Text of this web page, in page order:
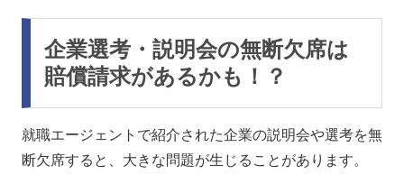
企業選考・説明会の無断欠席は
賠償請求があるかも！？
就職エージェントで紹介された企業の説明会や選考を無
断欠席すると、大きな問題が生じることがあります。